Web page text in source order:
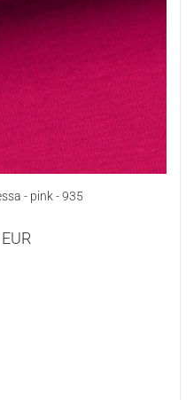
- pink - 935